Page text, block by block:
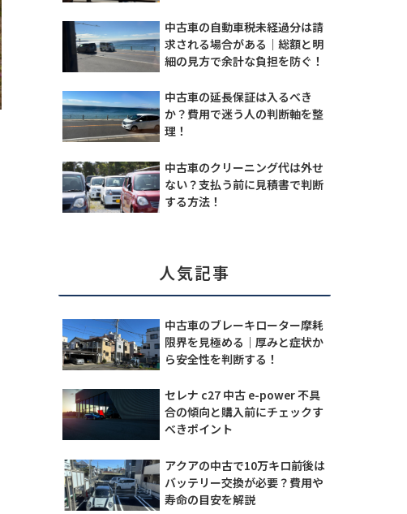
中古車の自動車税未経過分は請
求される場合がある｜総額と明
細の見方で余計な負担を防ぐ！
中古車の延長保証は入るべき
か？費用で迷う人の判断軸を整
理！
中古車のクリーニング代は外せ
ない？支払う前に見積書で判断
する方法！
人気記事
中古車のブレーキローター摩耗
限界を見極める｜厚みと症状か
ら安全性を判断する！
セレナ c27 中古 e-power 不具
合の傾向と購入前にチェックす
べきポイント
アクアの中古で10万キロ前後は
バッテリー交換が必要？費用や
寿命の目安を解説